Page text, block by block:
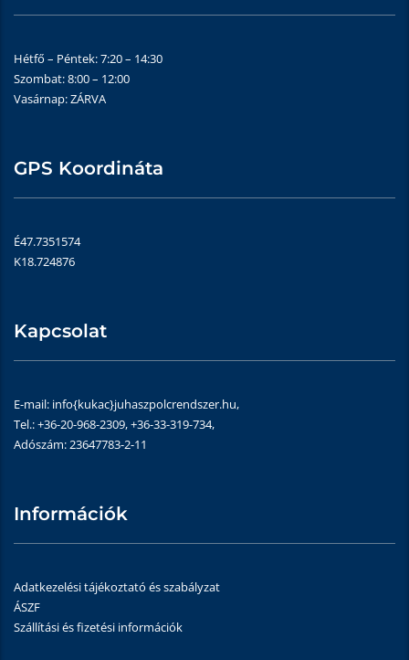
Hétfő – Péntek: 7:20 – 14:30
Szombat: 8:00 – 12:00
Vasárnap: ZÁRVA
GPS Koordináta
É47.7351574
K18.724876
Kapcsolat
E-mail: info{kukac}juhaszpolcrendszer.hu,
Tel.: +36-20-968-2309, +36-33-319-734,
Adószám: 23647783-2-11
Információk
Adatkezelési tájékoztató és szabályzat
ÁSZF
Szállítási és fizetési információk